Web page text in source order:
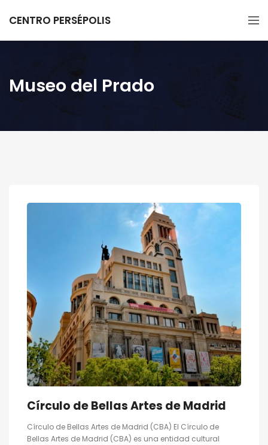
CENTRO PERSÉPOLIS
Museo del Prado
Círculo de Bellas Artes de Madrid
Círculo de Bellas Artes de Madrid (CBA) El Círculo de
Bellas Artes de Madrid (CBA) es una entidad cultural